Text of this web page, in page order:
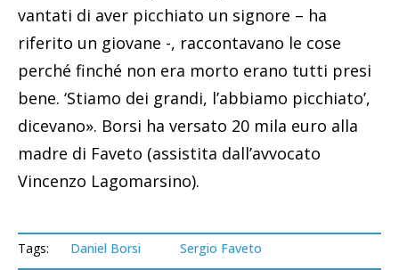
vantati di aver picchiato un signore – ha
riferito un giovane -, raccontavano le cose
perché finché non era morto erano tutti presi
bene. ‘Stiamo dei grandi, l’abbiamo picchiato’,
dicevano». Borsi ha versato 20 mila euro alla
madre di Faveto (assistita dall’avvocato
Vincenzo Lagomarsino).
Tags: Daniel Borsi Sergio Faveto